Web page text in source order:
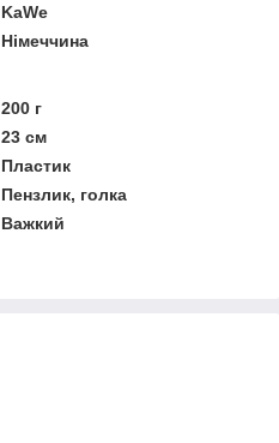
KaWe
Німеччина
200 г
23 см
Пластик
Пензлик, голка
Важкий